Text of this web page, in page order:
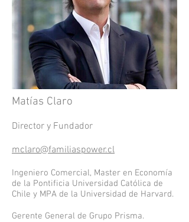
Matías Claro
Director y Fundador
mclaro@familiaspower.cl
Ingeniero Comercial, Master en Economía
de la Pontificia Universidad Católica de
Chile y MPA de la Universidad de Harvard.
Gerente General de Grupo Prisma.